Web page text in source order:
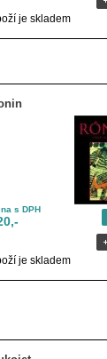
je skladem
s DPH
je skladem